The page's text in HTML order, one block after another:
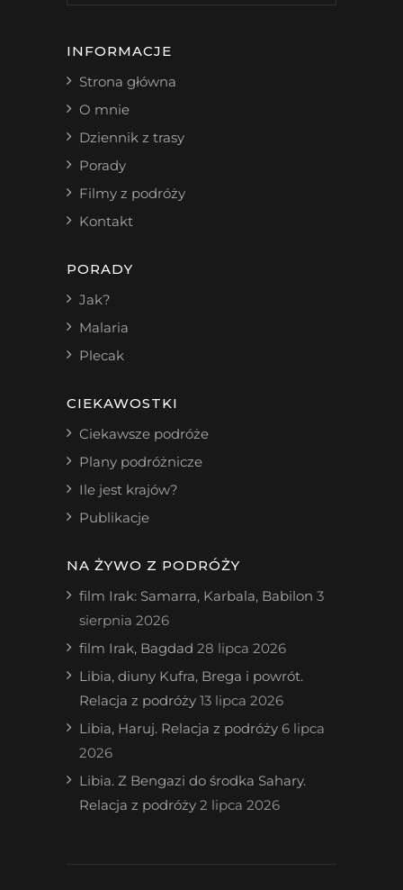
INFORMACJE
Strona główna
O mnie
Dziennik z trasy
Porady
Filmy z podróży
Kontakt
PORADY
Jak?
Malaria
Plecak
CIEKAWOSTKI
Ciekawsze podróże
Plany podróżnicze
Ile jest krajów?
Publikacje
NA ŻYWO Z PODRÓŻY
film Irak: Samarra, Karbala, Babilon 3
sierpnia 2026
film Irak, Bagdad 28 lipca 2026
Libia, diuny Kufra, Brega i powrót.
Relacja z podróży 13 lipca 2026
Libia, Haruj. Relacja z podróży 6 lipca
2026
Libia. Z Bengazi do środka Sahary.
Relacja z podróży 2 lipca 2026